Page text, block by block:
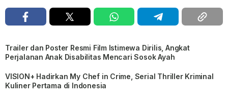
Trailer dan Poster Resmi Film Istimewa Dirilis, Angkat
Perjalanan Anak Disabilitas Mencari Sosok Ayah
VISION+ Hadirkan My Chef in Crime, Serial Thriller Kriminal
Kuliner Pertama di Indonesia